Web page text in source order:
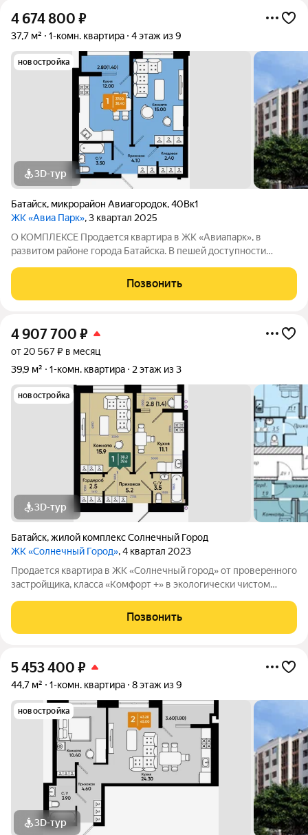
4 674 800 ₽
37,7 м² 1-комн. квартира 4 этаж из 9
новостройка
3D-тур
Батайск, микрорайон Авиагородок,40Вк1
ЖК «Авиа Парк», 3 квартал 2025
О КОМПЛЕКСЕ Продается квартира в ЖК «Авиапарк», в
развитом районе города Батайска. В пешей доступности
продуктовый рынок, остановка общественного транспорта.
Этажность домов: 9 этажей Срок сдачи
Позвонить
4 907 700 ₽
от 20 567 ₽ в месяц
39,9 м²
1-комн. квартира 2 этаж из 3
новостройка
3D-тур
Батайск,жилой комплекс Солнечный Город
ЖК «Солнечный Город», 4 квартал 2023
Продается квартира в ЖК «Солнечный город» от пpoвеpeннoго
зaстрoйщикa, класса «Комфорт +» в экологически чистом
неподалёку от водоёма, и имеет благоустроенную
набережную. Дорога от комплекса до центра
Позвонить
5 453 400 ₽
44,7 м² 1-комн. квартира 8 этаж из 9
новостройка
3D-тур